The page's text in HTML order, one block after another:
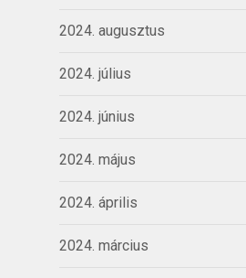
2024. augusztus
2024. július
2024. június
2024. május
2024. április
2024. március